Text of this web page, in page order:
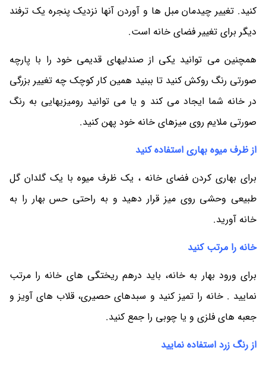
کنید. تغییر چیدمان مبل ها و آوردن آنها نزدیک پنجره یک ترفند
دیگر برای تغییر فضای خانه است.
همچنین می توانید یکی از صندلیهای قدیمی خود را با پارچه
صورتی رنگ روکش کنید تا ببنید همین کار کوچک چه تغییر بزرگی
در خانه شما ایجاد می کند و یا می توانید رومیزیهایی به رنگ
صورتی ملایم روی میزهای خانه خود پهن کنید.
از ظرف میوه بهاری استفاده کنید
برای بهاری کردن فضای خانه ، یک ظرف میوه با یک گلدان گل
طبیعی وحشی روی میز قرار دهید و به راحتی حس بهار را به
خانه آورید.
خانه را مرتب کنید
برای ورود بهار به خانه، باید درهم ریختگی های خانه را مرتب
نمایید . خانه را تمیز کنید و سبدهای حصیری، قلاب های آویز و
جعبه های فلزی و یا چوبی را جمع کنید.
از رنگ زرد استفاده نمایید